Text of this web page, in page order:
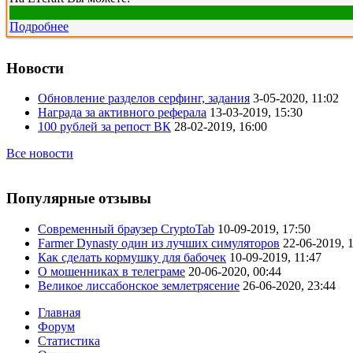
Подробнее
Новости
Обновление разделов серфинг, задания 3-05-2020, 11:02
Награда за активного реферала 13-03-2019, 15:30
100 рублей за репост ВК 28-02-2019, 16:00
Все новости
Популярные отзывы
Современный браузер CryptoTab 10-09-2019, 17:50
Farmer Dynasty один из лучших симуляторов 22-06-2019,
Как сделать кормушку для бабочек 10-09-2019, 11:47
О мошенниках в телеграме 20-06-2020, 00:44
Великое лиссабонское землетрясение 26-06-2020, 23:44
Главная
Форум
Статистика